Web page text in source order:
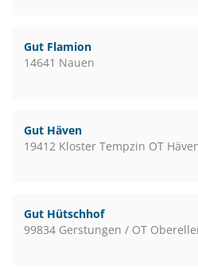
Gut Flamion
14641 Nauen
Gut Häven
19412 Kloster Tempzin OT
Gut Hütschhof
99834 Gerstungen / OT